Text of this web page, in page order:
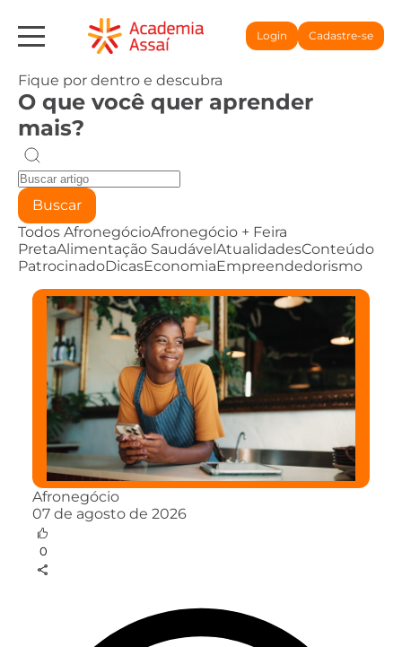
Login Cadastre-se
Fique por dentro e descubra
O que você quer aprender
mais?
Buscar
Todos AfronegócioAfronegócio + Feira
PretaAlimentação SaudávelAtualidadesConteúdo
PatrocinadoDicasEconomiaEmpreendedorismo
Afronegócio
07 de agosto de 2026
0